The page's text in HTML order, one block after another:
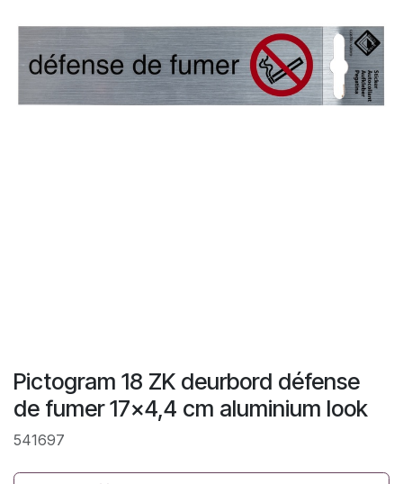
Pictogram 18 ZK deurbord défense
de fumer 17x4,4 cm aluminium look
541697